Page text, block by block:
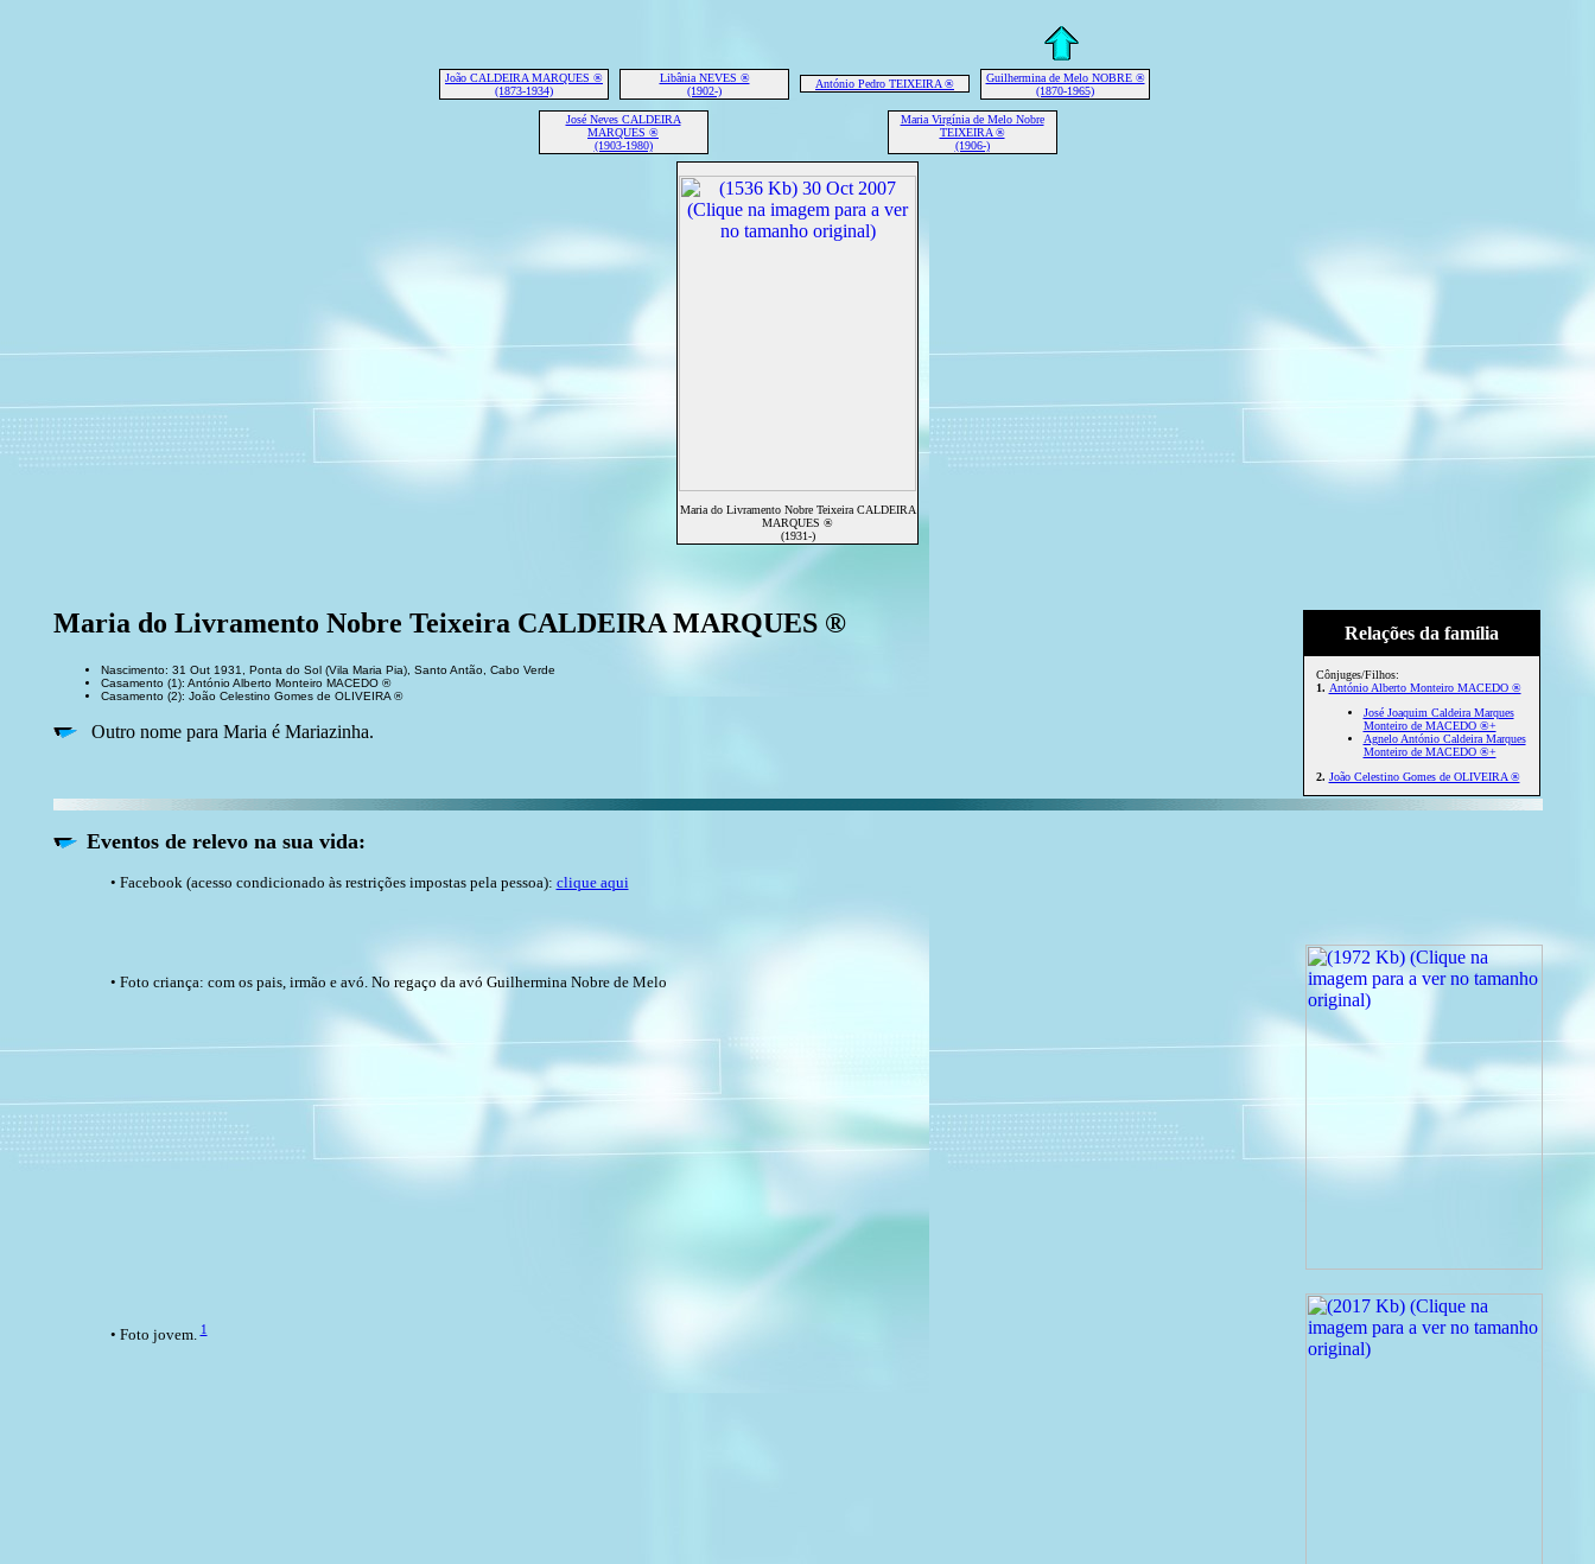
João CALDEIRA MARQUES ®
(1873-1934)
Libânia NEVES ®
(1902-)
António Pedro TEIXEIRA ®
Guilhermina de Melo NOBRE ®
(1870-1965)
José Neves CALDEIRA
MARQUES ®
(1903-1980)
Maria Virgínia de Melo Nobre
TEIXEIRA ®
(1906-)
Maria do Livramento Nobre Teixeira CALDEIRA
MARQUES ®
(1931-)
Relações da família
Cônjuges/Filhos:
1. António Alberto Monteiro MACEDO ®
José Joaquim Caldeira Marques
Monteiro de MACEDO ®+
Agnelo António Caldeira Marques
Monteiro de MACEDO ®+
2. João Celestino Gomes de OLIVEIRA ®
Maria do Livramento Nobre Teixeira CALDEIRA MARQUES ®
Nascimento: 31 Out 1931, Ponta do Sol (Vila Maria Pia), Santo Antão, Cabo Verde
Casamento (1): António Alberto Monteiro MACEDO ®
Casamento (2): João Celestino Gomes de OLIVEIRA ®
Outro nome para Maria é Mariazinha.
Eventos de relevo na sua vida:
• Facebook (acesso condicionado às restrições impostas pela pessoa): clique aqui
• Foto criança: com os pais, irmão e avó. No regaço da avó Guilhermina Nobre de Melo
• Foto jovem.1